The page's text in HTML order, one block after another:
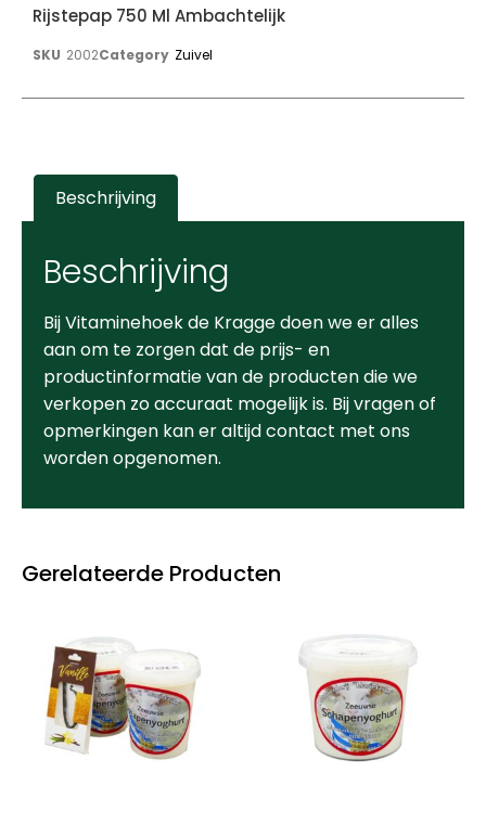
Gerelateerde Producten
Rijstepap 750 Ml Ambachtelijk
SKU 2002Category Zuivel
Beschrijving
Beschrijving
Bij Vitaminehoek de Kragge doen we er alles
aan om te zorgen dat de prijs- en
productinformatie van de producten die we
verkopen zo accuraat mogelijk is. Bij vragen of
opmerkingen kan er altijd contact met ons
worden opgenomen.